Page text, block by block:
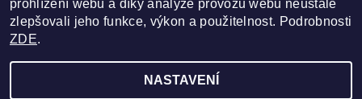
prohlížení webu a díky analýze provozu webu neustále
zlepšovali jeho funkce, výkon a použitelnost. Podrobnosti
ZDE.
NASTAVENÍ